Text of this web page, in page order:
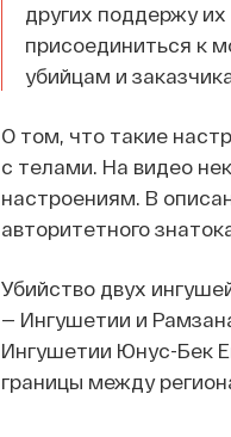
других поддержу
присоединиться к
убийцам и
О том, что такие
с телами. На видео
настроениям. В
авторитетного
Убийство двух
— Ингушетии и
Ингушетии Юнус-Бек
границы между